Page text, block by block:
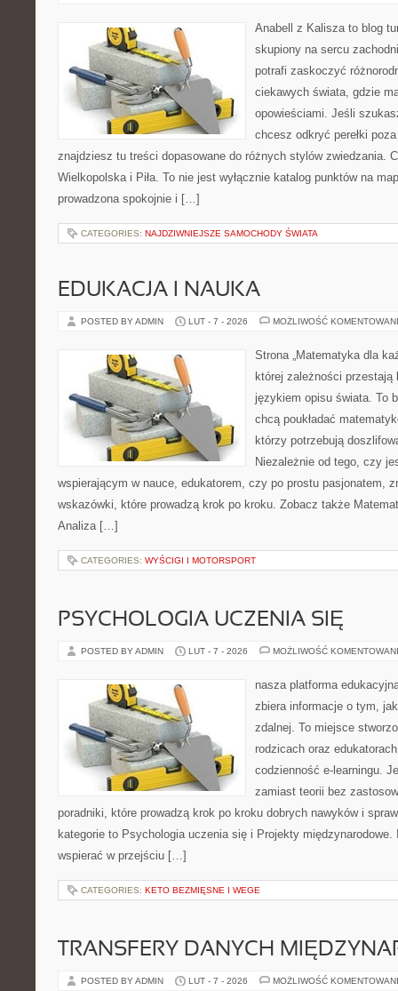
Anabell z Kalisza to blog
skupiony na sercu
potrafi zaskoczyć
ciekawych świata, gdzie
opowieściami. Jeśli
chcesz odkryć perełki
znajdziesz tu treści dopasowane do różnych stylów zwiedzania.
Wielkopolska i Piła. To nie jest wyłącznie katalog punktów na
prowadzona spokojnie i […]
CATEGORIES: NAJDZIWNIEJSZE SAMOCHODY ŚWIATA
EDUKACJA I NAUKA
POSTED BY ADMIN LUT - 7 - 2026 MOŻLIWOŚĆ
Strona „Matematyka dla
której zależności
językiem opisu świata. To
chcą poukładać
którzy potrzebują
Niezależnie od tego, czy
wspierającym w nauce, edukatorem, czy po prostu pasjonatem,
wskazówki, które prowadzą krok po kroku. Zobacz także
Analiza […]
CATEGORIES: WYŚCIGI I MOTORSPORT
PSYCHOLOGIA UCZENIA SIĘ
POSTED BY ADMIN LUT - 7 - 2026 MOŻLIWOŚĆ
nasza platforma
zbiera informacje o tym,
zdalnej. To miejsce
rodzicach oraz
codzienność e-learningu.
zamiast teorii bez
poradniki, które prowadzą krok po kroku dobrych nawyków i
kategorie to Psychologia uczenia się i Projekty
wspierać w przejściu […]
CATEGORIES: KETO BEZMIĘSNE I WEGE
TRANSFERY DANYCH
POSTED BY ADMIN LUT - 7 - 2026 MOŻLIWOŚĆ